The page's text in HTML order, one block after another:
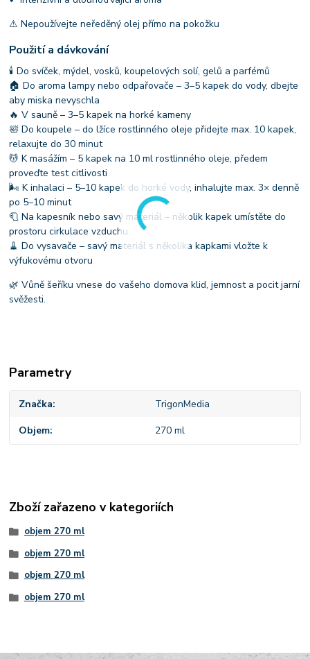
⚠ Nepoužívejte neředěný olej přímo na pokožku
Použití a dávkování
🕯 Do svíček, mýdel, vosků, koupelových solí, gelů a parfémů
🏠 Do aroma lampy nebo odpařovače – 3–5 kapek do vody, dbejte
aby miska nevyschla
🔥 V sauně – 3–5 kapek na horké kameny
🛀 Do koupele – do lžíce rostlinného oleje přidejte max. 10 kapek,
relaxujte do 30 minut
💆 K masážím – 5 kapek na 10 ml rostlinného oleje, předem
proveďte test citlivosti
🌬 K inhalaci – 5–10 kapek do horké vody, inhalujte max. 3× denně
po 5–10 minut
🧻 Na kapesník nebo savý materiál – několik kapek umístěte do
prostoru cirkulace vzduchu
🧹 Do vysavače – savý materiál s několika kapkami vložte k
výfukovému otvoru
🌿 Vůně šeříku vnese do vašeho domova klid, jemnost a pocit jarní
svěžesti.
Parametry
Značka TrigonMedia
Objem 270 ml
Zboží zařazeno v kategoriích
objem 270 ml
objem 270 ml
objem 270 ml
objem 270 ml